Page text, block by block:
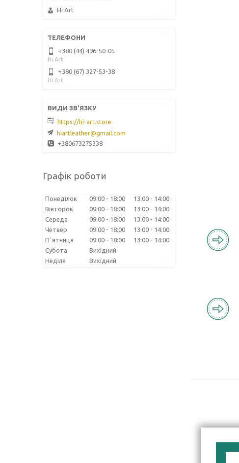
Hi Art
+380 (44) 496-50-05
Hi Art
+380 (67) 327-53-38
Hi Art
https://hi-art.store
hiartleather@gmail.com
+380673275338
Графік роботи
Понеділок 09:00 18:00 13:00
14:00
Вівторок
09:00 18:00 13:00
14:00
Середа
09:00 18:00 13:00
14:00
Четвер
09:00 18:00 13:00
14:00
Пʼятниця
09:00 18:00 13:00
14:00
Субота
Вихідний
Неділя
Вихідний